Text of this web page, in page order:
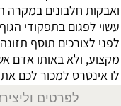
ואבקות חלבונים במקרה
עשוי לפגום בתפקודי
לפני לצורכים תוסף
מקצוע, ולא באותו אדם
לו אינטרס למכור לכם
לפרטים וליצירת קשר